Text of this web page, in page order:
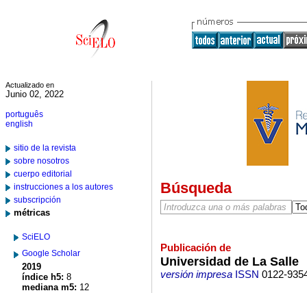
Actualizado en
Junio 02, 2022
português
english
sitio de la revista
sobre nosotros
cuerpo editorial
instrucciones a los autores
subscripción
métricas
SciELO
Google Scholar
2019
índice h5: 8
mediana m5: 12
Búsqueda
Publicación de
Universidad de La Salle
versión impresaISSN 0122-